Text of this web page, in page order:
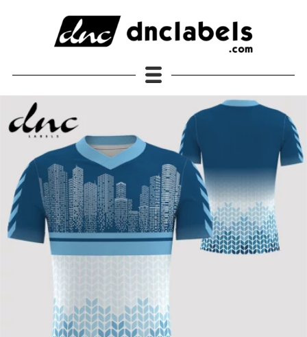
JERSEY DNC Labels Original
Jersey Lengan Pendek